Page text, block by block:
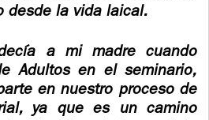
LARRAÑAGA
BOOKS
VIDEOS
desde la vida laical.
a mi madre cuando
Adultos en el seminario,
en nuestro proceso de
ya que es un camino